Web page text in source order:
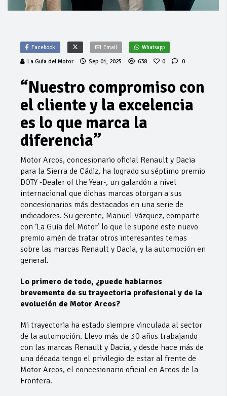
Facebook Email Whatsapp
La Guía del Motor Sep 01, 2025 638 0 0
“Nuestro compromiso con
el cliente y la excelencia
es lo que marca la
diferencia”
Motor Arcos, concesionario oficial Renault y Dacia
para la Sierra de Cádiz, ha logrado su séptimo premio
DOTY -Dealer of the Year-, un galardón a nivel
internacional que dichas marcas otorgan a sus
concesionarios más destacados en una serie de
indicadores. Su gerente, Manuel Vázquez, comparte
con ‘La Guía del Motor’ lo que le supone este nuevo
premio amén de tratar otros interesantes temas
sobre las marcas Renault y Dacia, y la automoción en
general.
Lo primero de todo, ¿puede hablarnos
brevemente de su trayectoria profesional y de la
evolución de Motor Arcos?
Mi trayectoria ha estado siempre vinculada al sector
de la automoción. Llevo más de 30 años trabajando
con las marcas Renault y Dacia, y desde hace más de
una década tengo el privilegio de estar al frente de
Motor Arcos, el concesionario oficial en Arcos de la
Frontera.